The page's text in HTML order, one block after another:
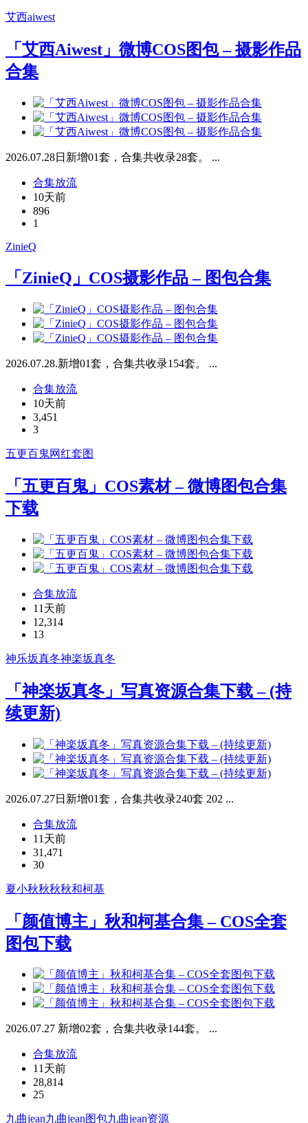
艾西aiwest
「艾西Aiwest」微博COS图包 – 摄影作品
合集
2026.07.28日新增01套，合集共收录28套。 ...
合集放流
10天前
896
1
ZinieQ
「ZinieQ」COS摄影作品 – 图包合集
2026.07.28.新增01套，合集共收录154套。 ...
合集放流
10天前
3,451
3
五更百鬼网红套图
「五更百鬼」COS素材 – 微博图包合集
下载
合集放流
11天前
12,314
13
神乐坂真冬神楽坂真冬
「神楽坂真冬」写真资源合集下载 – (持
续更新)
2026.07.27日新增01套，合集共收录240套 202 ...
合集放流
11天前
31,471
30
夏小秋秋秋秋和柯基
「颜值博主」秋和柯基合集 – COS全套
图包下载
2026.07.27 新增02套，合集共收录144套。 ...
合集放流
11天前
28,814
25
九曲jean九曲jean图包九曲jean资源